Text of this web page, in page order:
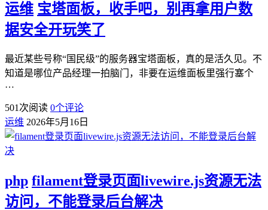
运维 宝塔面板，收手吧，别再拿用户数
据安全开玩笑了
最近某些号称“国民级”的服务器宝塔面板，真的是活久见。不
知道是哪位产品经理一拍脑门，非要在运维面板里强行塞个
…
501 次阅读 0个评论
运维 2026年5月16日
php filament登录页面livewire.js资源无法
访问，不能登录后台解决